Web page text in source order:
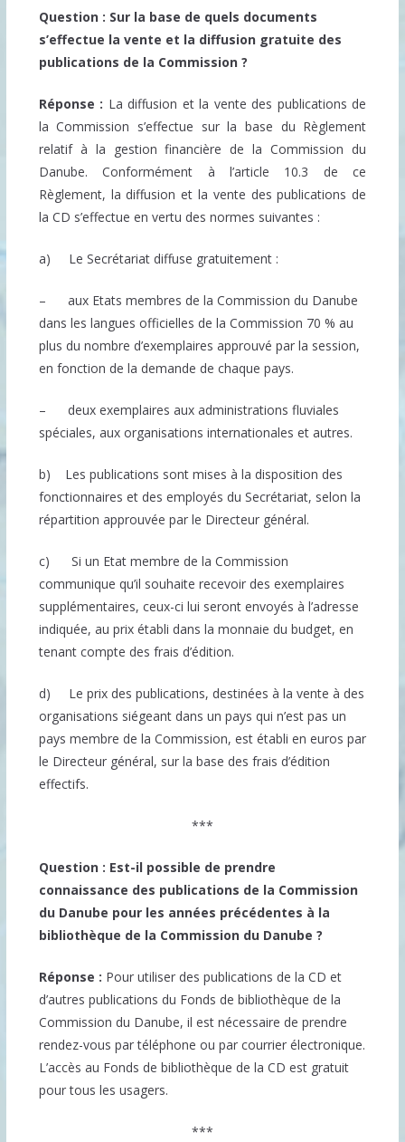
Question : Sur la base de quels documents
s’effectue la vente et la diffusion gratuite des
publications de la Commission ?
Réponse : La diffusion et la vente des publications de
la Commission s’effectue sur la base du Règlement
relatif à la gestion financière de la Commission du
Danube. Conformément à l’article 10.3 de ce
Règlement, la diffusion et la vente des publications de
la CD s’effectue en vertu des normes suivantes :
a) Le Secrétariat diffuse gratuitement :
– aux Etats membres de la Commission du Danube
dans les langues officielles de la Commission 70 % au
plus du nombre d’exemplaires approuvé par la session,
en fonction de la demande de chaque pays.
– deux exemplaires aux administrations fluviales
spéciales, aux organisations internationales et autres.
b) Les publications sont mises à la disposition des
fonctionnaires et des employés du Secrétariat, selon la
répartition approuvée par le Directeur général.
c) Si un Etat membre de la Commission
communique qu’il souhaite recevoir des exemplaires
supplémentaires, ceux-ci lui seront envoyés à l’adresse
indiquée, au prix établi dans la monnaie du budget, en
tenant compte des frais d’édition.
d) Le prix des publications, destinées à la vente à des
organisations siégeant dans un pays qui n’est pas un
pays membre de la Commission, est établi en euros par
le Directeur général, sur la base des frais d’édition
effectifs.
***
Question : Est-il possible de prendre
connaissance des publications de la Commission
du Danube pour les années précédentes à la
bibliothèque de la Commission du Danube ?
Réponse : Pour utiliser des publications de la CD et
d’autres publications du Fonds de bibliothèque de la
Commission du Danube, il est nécessaire de prendre
rendez-vous par téléphone ou par courrier électronique.
L’accès au Fonds de bibliothèque de la CD est gratuit
pour tous les usagers.
***